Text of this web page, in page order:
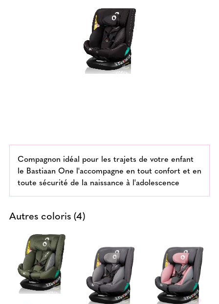
Compagnon idéal pour les trajets de votre enfant
le Bastiaan One l'accompagne en tout confort et en
toute sécurité de la naissance à l'adolescence
Autres coloris (4)